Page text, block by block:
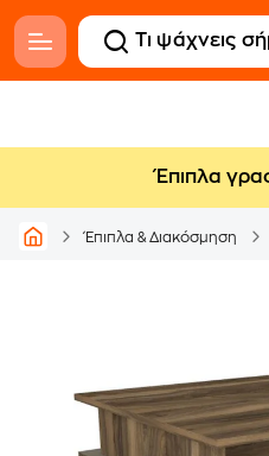
Έπιπλα
Έπιπλα & Διακόσμηση